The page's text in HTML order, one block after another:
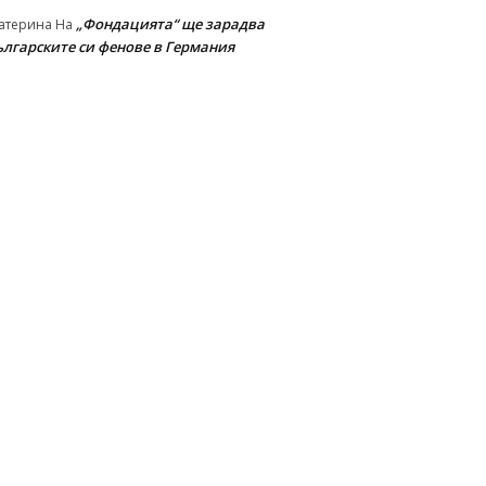
На „Фондацията“ ще зарадва
си фенове в Германия